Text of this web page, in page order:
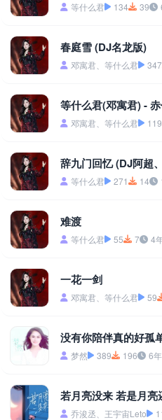
等什么君 134 39
春庭雪 (DJ名龙版)
邓寓君、等什么君 347
等什么君(邓寓君) -
邓寓君、等什么君 119
辞九门回忆 (DJ阿超
等什么君 271 14
难渡
等什么君 55 7 4
一花一剑
邓寓君、等什么君 59
没有你陪伴真的好孤
梦然 389 196 6
若月亮没来 若是月亮
乔浚丞、王宇宙Leto